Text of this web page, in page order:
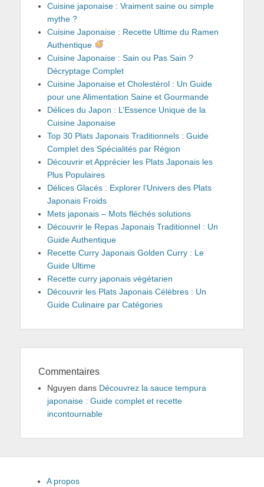
Cuisine japonaise : Vraiment saine ou simple
mythe ?
Cuisine Japonaise : Recette Ultime du Ramen
Authentique
Cuisine Japonaise : Sain ou Pas Sain ?
Décryptage Complet
Cuisine Japonaise et Cholestérol : Un Guide
pour une Alimentation Saine et Gourmande
Délices du Japon : L’Essence Unique de la
Cuisine Japonaise
Top 30 Plats Japonais Traditionnels : Guide
Complet des Spécialités par Région
Découvrir et Apprécier les Plats Japonais les
Plus Populaires
Délices Glacés : Explorer l’Univers des Plats
Japonais Froids
Mets japonais – Mots fléchés solutions
Découvrir le Repas Japonais Traditionnel : Un
Guide Authentique
Recette Curry Japonais Golden Curry : Le
Guide Ultime
Recette curry japonais végétarien
Découvrir les Plats Japonais Célèbres : Un
Guide Culinaire par Catégories
Commentaires
Nguyen dans Découvrez la sauce tempura
japonaise : Guide complet et recette
incontournable
A propos